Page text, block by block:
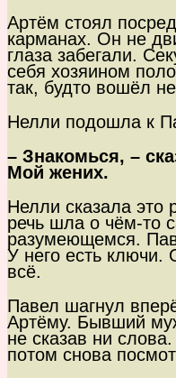
Артём стоял
карманах. Он не
глаза забегали.
себя хозяином
так, будто вошёл
Нелли подошла к
– Знакомься, –
Мой жених.
Нелли сказала это
речь шла о чём-то
разумеющемся.
У него есть ключи.
всё.
Павел шагнул
Артёму. Бывший
не сказав ни
потом снова